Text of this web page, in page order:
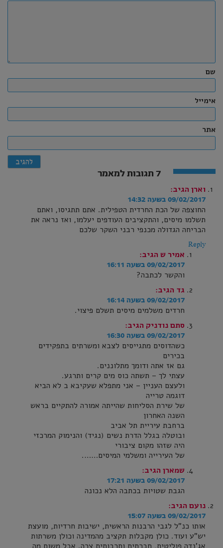
שם
אימייל
אתר
וארן הגיב:
09/02/2017 בשעה 14:32
החוצפה של הכת החרדית הטפילית. אתם תתגיסו, ואתם
תשלמו מיסים, והתקציבים העודפים יעלמו, ואז נראה את
הבריחה הגדולה מכנפי רבני השקר שלכם
Reply
אמיר ש הגיב:
09/02/2017 בשעה 16:11
והקשר לכתבה?
גד הגיב:
09/02/2017 בשעה 16:14
חרדים משלמים מיסים תשלם פיצוי.
סתם נודניק הגיב:
09/02/2017 בשעה 16:30
כשהדוסים מתגייסים לצבא ומשרתים בתפקידים
בכירים
גם אז אתה ודומך מתלוננים.
עצתי לך – תשתה כוס מים קרים ותרגע.
ולעצם העניין – אני מתפלא שעקיבא ב לא הביא
דוגמה טרייה
של שירת הסליחות שהייתה אמורה להתקיים בראש
השנה האחרון
ברחבת עיריית תל אביב
ובוטלה בגלל הדרת נשים (נגיד) והנימוק המרכזי
היה שזהו מקום ציבורי
של העירייה ומשלמי המיסים…….
שמארן הגיב:
09/02/2017 בשעה 17:21
הגבת שטויות בכתבה הלא נכונה
נועם הגיב:
09/02/2017 בשעה 15:07
אותו כנ"ל לגבי הרבנות הראשית, ישיבות חרדיות, מועצת
יש"ע ועוד. כולן מקבלות תקציב מהמדינה וכולן משרתות